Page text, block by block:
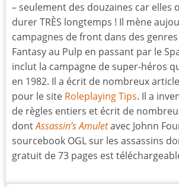
– seulement des douzaines car elles
durer TRÈS longtemps ! Il mène
campagnes de front dans des
Fantasy au Pulp en passant par le
inclut la campagne de super-héros
en 1982. Il a écrit de nombreux
pour le site Roleplaying Tips. Il a
de règles entiers et écrit de
dontAssassin’s Amuletavec Johnn
sourcebook OGL sur les assassins
gratuit de 73 pages est